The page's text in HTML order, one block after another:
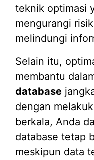
teknik optimasi
mengurangi
melindungi
Selain itu,
membantu
database
dengan
berkala, Anda
database tetap
meskipun data